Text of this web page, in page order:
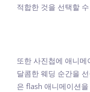
적합한 것을 선택할
또한 사진첩에 애니
달콤한 웨딩 순간을
은 flash 애니메이션